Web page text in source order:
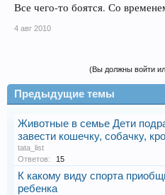
Все чего-то боятся. Со
4 авг 2010
(Вы должны войти
Предыдущие темы
Животные в семье Дети
завести кошечку, собачку,
tata_list
Ответов:
15
К какому виду спорта
ребенка